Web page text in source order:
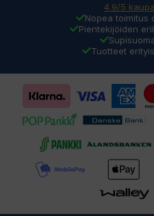
4.9/5
Nopea toimitus
Pientekijöiden
Tuotteet